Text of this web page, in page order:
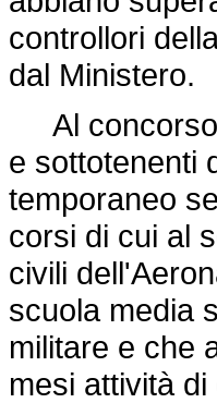
controllori
dal Ministero.
Al concorso
e sottotenenti
temporaneo
corsi di cui al
civili
scuola media
militare e che
mesi attività